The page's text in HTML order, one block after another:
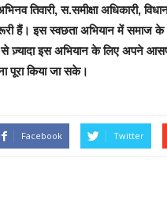
तिवारी, स.समीक्षा अधिकारी,
हैं। इस स्वछता अभियान में समाज
से ज़्यादा इस अभियान के लिए अपने
पूरा किया जा सके।
Facebook Twitter